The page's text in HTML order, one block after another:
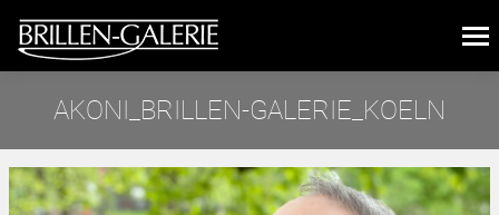
AKONI_BRILLEN-GALERIE_KOELN